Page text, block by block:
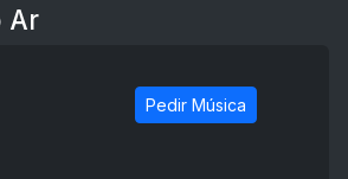
Ar
Pedir Música